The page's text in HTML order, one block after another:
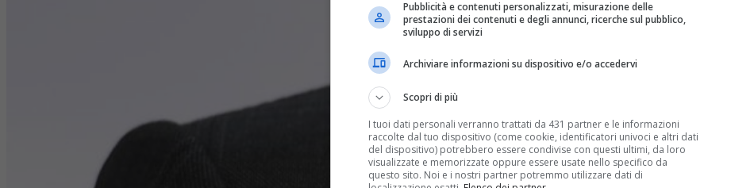
Pubblicità e contenuti personalizzati, misurazione delle
prestazioni dei contenuti e degli annunci, ricerche sul pubblico,
sviluppo di servizi
Archiviare informazioni su dispositivo e/o accedervi
Scopri di più
I tuoi dati personali verranno trattati da 431 partner e le informazioni
raccolte dal tuo dispositivo (come cookie, identificatori univoci e altri dati
del dispositivo) potrebbero essere condivise con questi ultimi, da loro
visualizzate e memorizzate oppure essere usate nello specifico da
questo sito. Noi e i nostri partner potremmo utilizzare dati di